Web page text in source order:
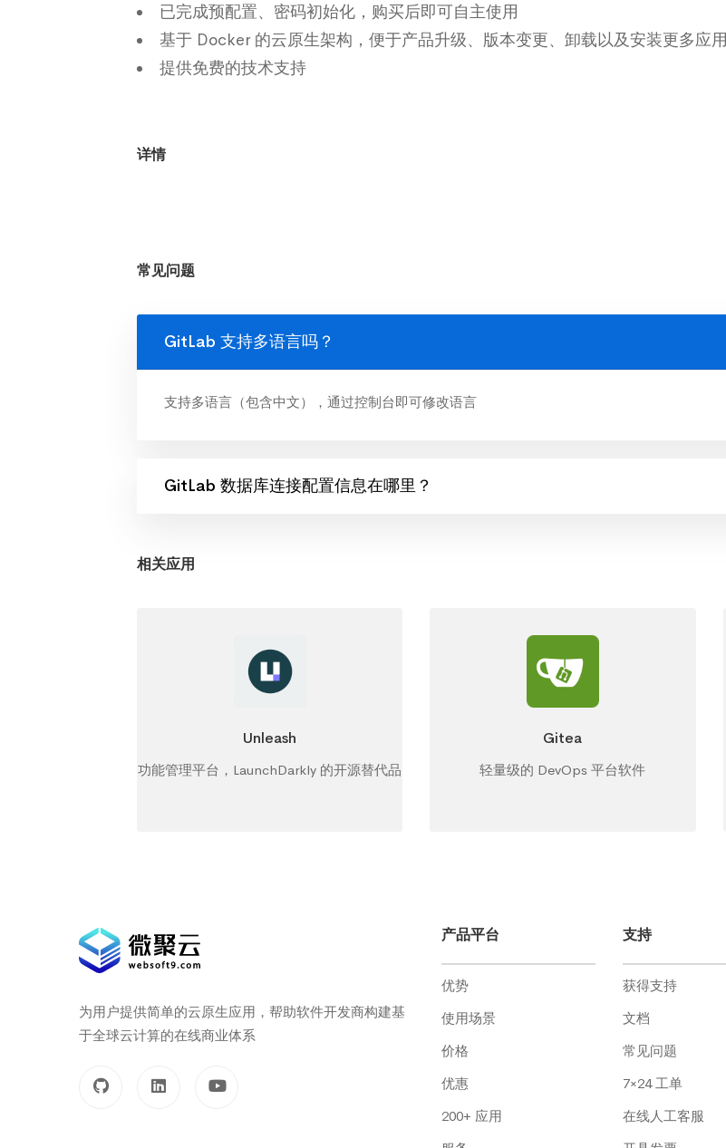
已完成预配置、密码初始化，购买后即可自主使用
基于 Docker 的云原生架构，便于产品升级、版本变更、卸载以及安装更多应用
提供免费的技术支持
详情
常见问题
GitLab 支持多语言吗？
支持多语言（包含中文），通过控制台即可修改语言
GitLab 数据库连接配置信息在哪里？
相关应用
Unleash
功能管理平台，LaunchDarkly 的开源替代品
Gitea
轻量级的 DevOps 平台软件
为用户提供简单的云原生应用，帮助软件开发商构建基
于全球云计算的在线商业体系
产品平台
优势
使用场景
价格
优惠
200+ 应用
支持
获得支持
文档
常见问题
7×24 工单
在线人工客服